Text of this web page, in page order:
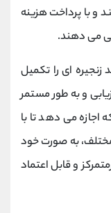
و با پرداخت هزینه
‌ای را تکمیل
و به ‌طور مستمر
اجازه می ‌دهد تا با
به‌ صورت خود
و قابل اعتماد